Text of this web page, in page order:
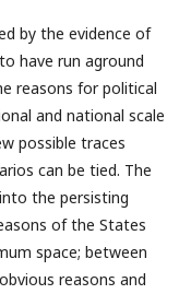
by the evidence of
have run aground
reasons for political
and national scale
possible traces
can be tied. The
the persisting
of the States
space; between
reasons and